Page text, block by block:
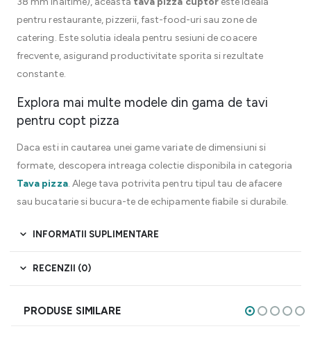
pentru restaurante, pizzerii, fast-food-uri sau zone de
catering. Este solutia ideala pentru sesiuni de coacere
frecvente, asigurand productivitate sporita si rezultate
constante.
Explora mai multe modele din gama de tavi
pentru copt pizza
Daca esti in cautarea unei game variate de dimensiuni si
formate, descopera intreaga colectie disponibila in categoria
Tava pizza. Alege tava potrivita pentru tipul tau de afacere
sau bucatarie si bucura-te de echipamente fiabile si durabile.
INFORMATII SUPLIMENTARE
RECENZII (0)
PRODUSE SIMILARE